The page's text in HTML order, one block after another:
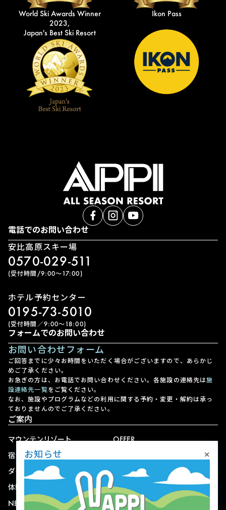
World Ski Awards Winner
2023,
Japan's Best Ski Resort
Ikon Pass
電話でのお問い合わせ
安比高原スキー場
0570-029-511
(受付時間/9:00〜17:00)
ホテル予約センター
0195-73-5010
(受付時間／9:00〜18:00)
フォームでのお問い合わせ
お問い合わせフォーム
ご回答までに少々お時間をいただく場合がございますので、あらかじ
めご了承ください。
お急ぎの方は、お電話でお問い合わせください。各施設の連絡先は施
設連絡先一覧をご覧ください。
なお、施設やプログラムなどの利用に関する予約・変更・解約は承っ
ておりませんのでご了承ください。
ご案内
マウンテンリゾート
宿泊
ダイニング
体験
NEWS
OFFER
ショップ
お知らせ ×